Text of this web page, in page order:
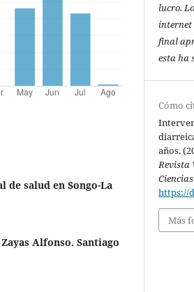
salud en Songo-La
Alfonso. Santiago
lucro.
internet
final
esta ha
Cómo
años.
Revista
https://
Más